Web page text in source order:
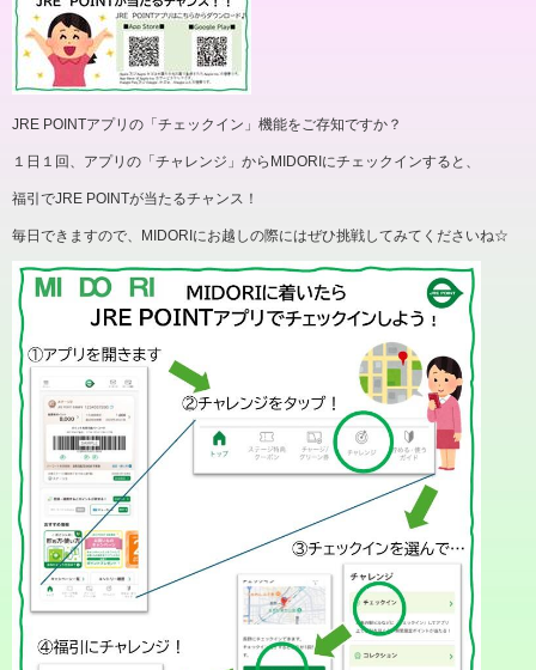
JRE POINTアプリの「チェックイン」機能をご存知ですか？
１日１回、アプリの「チャレンジ」からMIDORIにチェックインすると、
福引でJRE POINTが当たるチャンス！
毎日できますので、MIDORIにお越しの際にはぜひ挑戦してみてくださいね☆